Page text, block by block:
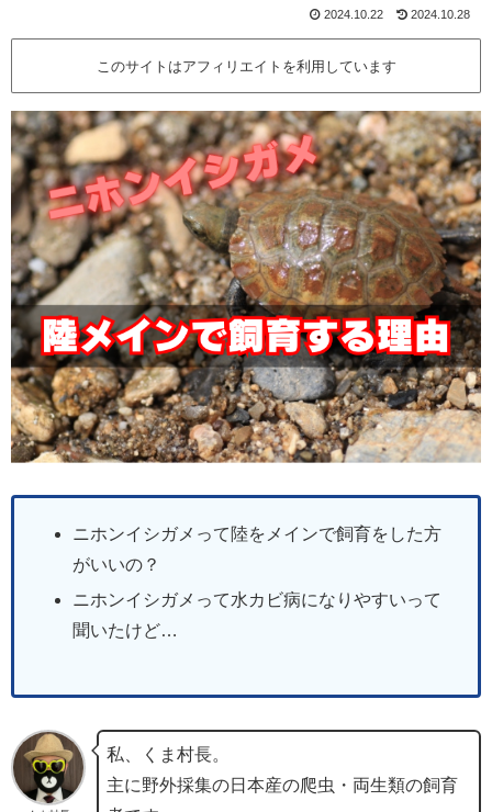
2024.10.22 2024.10.28
このサイトはアフィリエイトを利用しています
ニホンイシガメって陸をメインで飼育をした方
がいいの？
ニホンイシガメって水カビ病になりやすいって
聞いたけど…
私、くま村長。
主に野外採集の日本産の爬虫・両生類の飼育